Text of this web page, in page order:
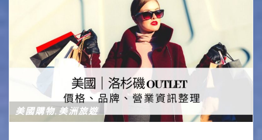
美國購物, 美洲旅遊